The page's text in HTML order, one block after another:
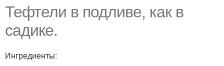
Тефтели в подливе, как в
садике.
Ингредиенты: